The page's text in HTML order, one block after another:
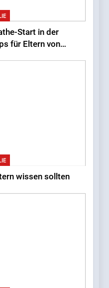
sollten
Start in der
für Eltern von
wissen sollten